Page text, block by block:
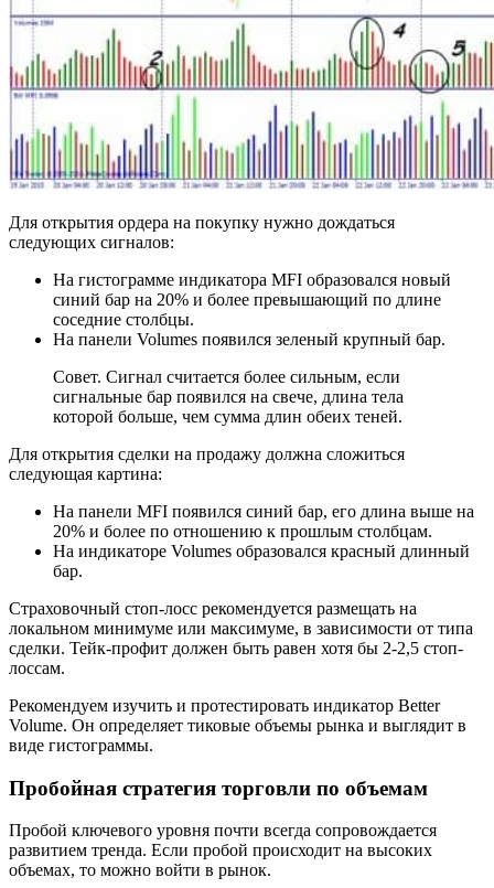
Для открытия ордера на покупку нужно дождаться
следующих сигналов:
На гистограмме индикатора MFI образовался новый
синий бар на 20% и более превышающий по длине
соседние столбцы.
На панели Volumes появился зеленый крупный бар.
Совет. Сигнал считается более сильным, если
сигнальные бар появился на свече, длина тела
которой больше, чем сумма длин обеих теней.
Для открытия сделки на продажу должна сложиться
следующая картина:
На панели MFI появился синий бар, его длина выше на
20% и более по отношению к прошлым столбцам.
На индикаторе Volumes образовался красный длинный
бар.
Страховочный стоп-лосс рекомендуется размещать на
локальном минимуме или максимуме, в зависимости от типа
сделки. Тейк-профит должен быть равен хотя бы 2-2,5 стоп-
лоссам.
Рекомендуем изучить и протестировать индикатор Better
Volume. Он определяет тиковые объемы рынка и выглядит в
виде гистограммы.
Пробойная стратегия торговли по объемам
Пробой ключевого уровня почти всегда сопровождается
развитием тренда. Если пробой происходит на высоких
объемах, то можно войти в рынок.